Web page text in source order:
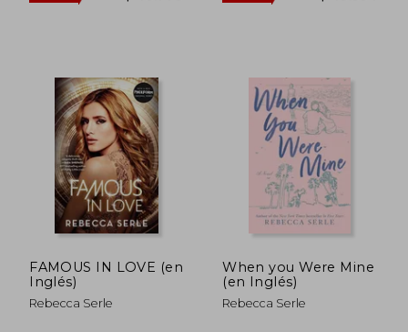
50%
dcto.
50%
dcto.
FAMOUS IN LOVE (en
Inglés)
Rebecca Serle
When you Were Mine
(en Inglés)
Rebecca Serle